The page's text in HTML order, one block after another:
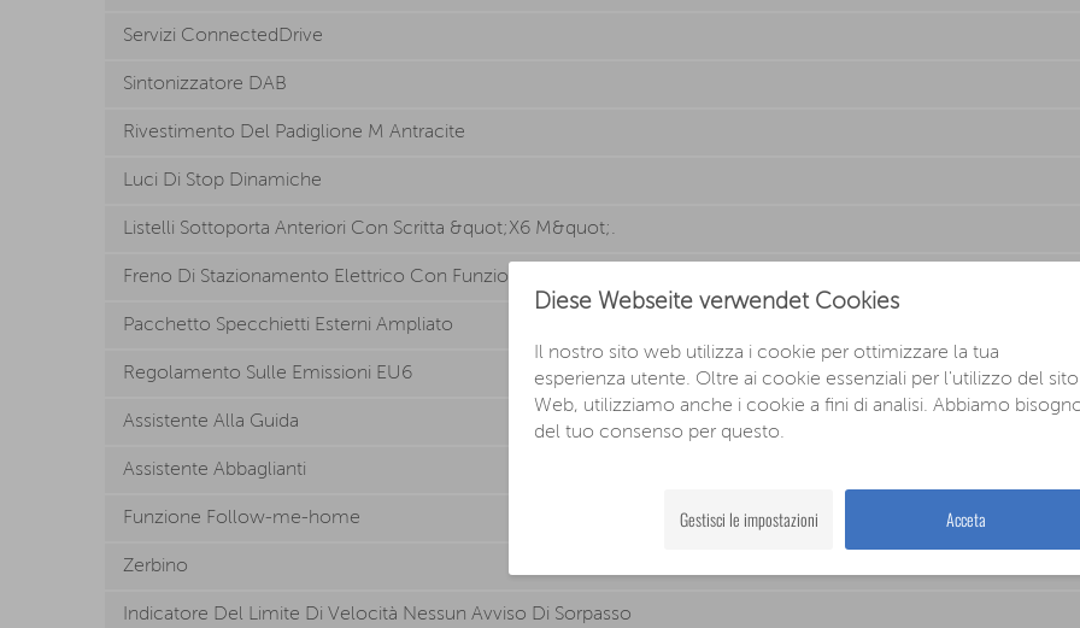
Servizi ConnectedDrive
Sintonizzatore DAB
Rivestimento Del Padiglione M Antracite
Luci Di Stop Dinamiche
Listelli Sottoporta Anteriori Con Scritta &quot;X6 M&quot;.
Freno Di Stazionamento Elettrico Con Funzione Di Tenuta Automatica
Pacchetto Specchietti Esterni Ampliato
Regolamento Sulle Emissioni EU6
Assistente Alla Guida
Assistente Abbaglianti
Funzione Follow-me-home
Zerbino
Indicatore Del Limite Di Velocità Nessun Avviso Di Sorpasso
Diese Webseite verwendet Cookies
Il nostro sito web utilizza i cookie per ottimizzare la tua
esperienza utente. Oltre ai cookie essenziali per l'utilizzo del sito
Web, utilizziamo anche i cookie a fini di analisi. Abbiamo
del tuo consenso per questo.
Acceta
Gestisci le impostazioni